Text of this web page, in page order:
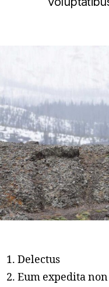
Delectus
Eum expedita